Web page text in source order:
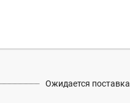
Ожидается поставка